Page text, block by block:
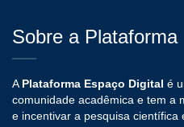
Sobre a Plataforma
A Plataforma Espaço Digital é
comunidade acadêmica e tem a
e incentivar a pesquisa científica